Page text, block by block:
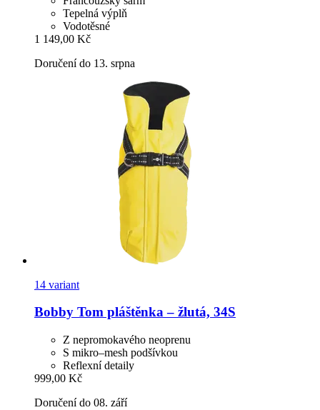
Tepelná výplň
Vodotěsné
1 149,00 Kč
Doručení do 13. srpna
14 variant
Bobby Tom pláštěnka – žlutá, 34S
Z nepromokavého neoprenu
S mikro–mesh podšívkou
Reflexní detaily
999,00 Kč
Doručení do 08. září